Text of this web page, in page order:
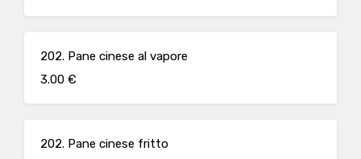
202. Pane cinese al vapore
3.00 €
202. Pane cinese fritto